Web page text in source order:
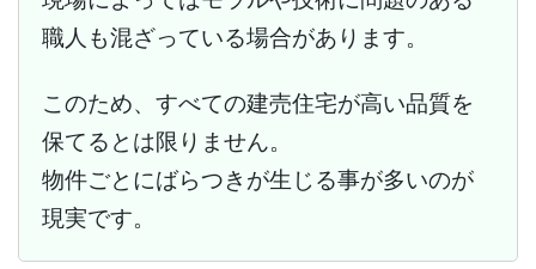
職人も混ざっている場合があります。
このため、すべての建売住宅が高い品質を
保てるとは限りません。
物件ごとにばらつきが生じる事が多いのが
現実です。